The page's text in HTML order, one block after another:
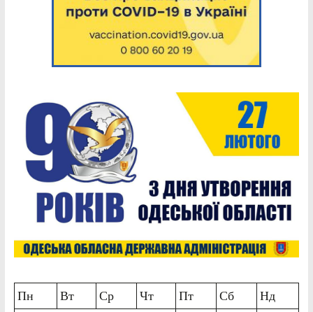
Пн Вт Ср Чт Пт Сб
Нд